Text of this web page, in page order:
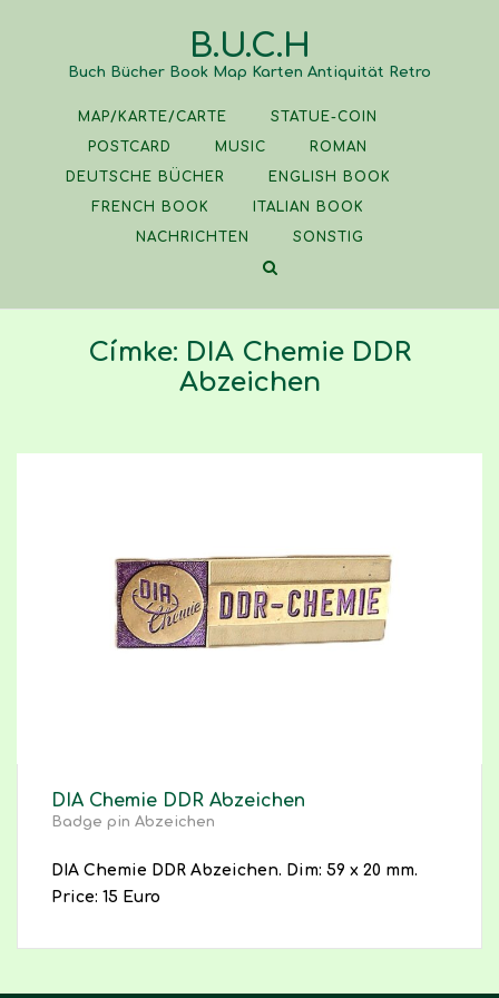
B.U.C.H
Buch Bücher Book Map Karten Antiquität Retro
MAP/KARTE/CARTE
STATUE-COIN
POSTCARD
MUSIC
ROMAN
DEUTSCHE BÜCHER
ENGLISH BOOK
FRENCH BOOK
ITALIAN BOOK
NACHRICHTEN
SONSTIG
Címke: DIA Chemie DDR
Abzeichen
DIA Chemie DDR Abzeichen
Badge pin Abzeichen
DIA Chemie DDR Abzeichen. Dim: 59 x 20 mm.
Price: 15 Euro